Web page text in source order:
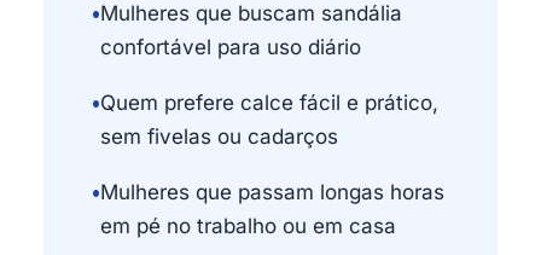
•Mulheres que buscam sandália
confortável para uso diário
•Quem prefere calce fácil e prático,
sem fivelas ou cadarços
•Mulheres que passam longas horas
em pé no trabalho ou em casa